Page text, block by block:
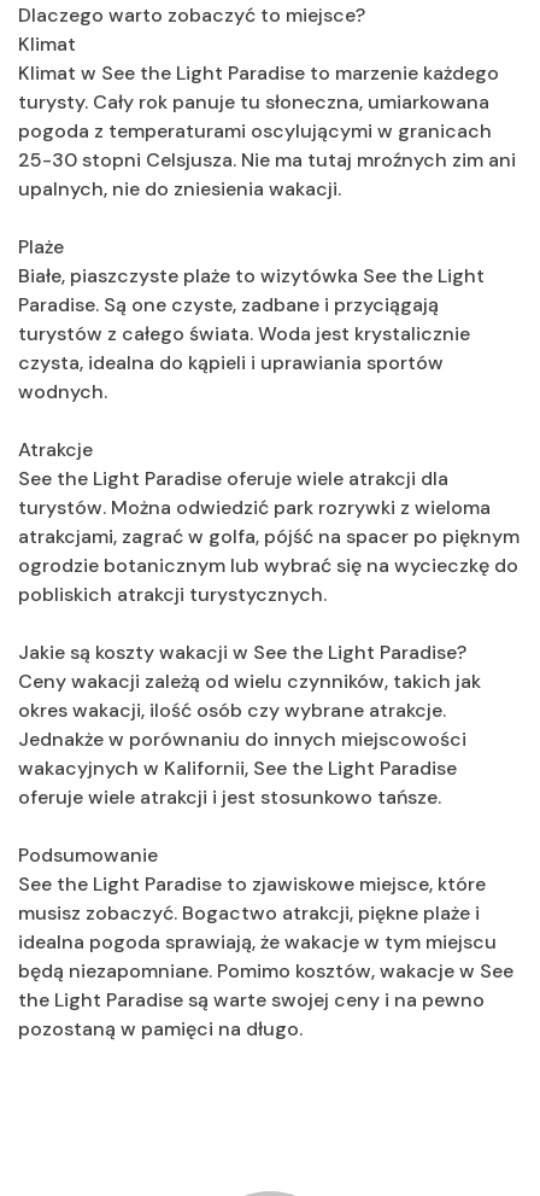
Dlaczego warto zobaczyć to miejsce?
Klimat
Klimat w See the Light Paradise to marzenie każdego
turysty. Cały rok panuje tu słoneczna, umiarkowana
pogoda z temperaturami oscylującymi w granicach
25-30 stopni Celsjusza. Nie ma tutaj mroźnych zim ani
upalnych, nie do zniesienia wakacji.
Plaże
Białe, piaszczyste plaże to wizytówka See the Light
Paradise. Są one czyste, zadbane i przyciągają
turystów z całego świata. Woda jest krystalicznie
czysta, idealna do kąpieli i uprawiania sportów
wodnych.
Atrakcje
See the Light Paradise oferuje wiele atrakcji dla
turystów. Można odwiedzić park rozrywki z wieloma
atrakcjami, zagrać w golfa, pójść na spacer po pięknym
ogrodzie botanicznym lub wybrać się na wycieczkę do
pobliskich atrakcji turystycznych.
Jakie są koszty wakacji w See the Light Paradise?
Ceny wakacji zależą od wielu czynników, takich jak
okres wakacji, ilość osób czy wybrane atrakcje.
Jednakże w porównaniu do innych miejscowości
wakacyjnych w Kalifornii, See the Light Paradise
oferuje wiele atrakcji i jest stosunkowo tańsze.
Podsumowanie
See the Light Paradise to zjawiskowe miejsce, które
musisz zobaczyć. Bogactwo atrakcji, piękne plaże i
idealna pogoda sprawiają, że wakacje w tym miejscu
będą niezapomniane. Pomimo kosztów, wakacje w See
the Light Paradise są warte swojej ceny i na pewno
pozostaną w pamięci na długo.